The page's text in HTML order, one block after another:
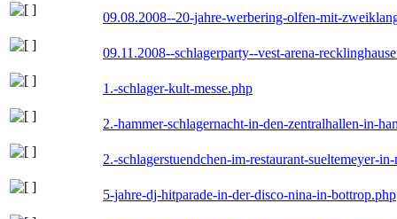
09.08.2008--20-jahre-werbering-olfen-mit-
09.11.2008--schlagerparty--vest-arena-
1.-schlager-kult-messe.php
2.-hammer-schlagernacht-in-den-zentralhallen-in-
2.-schlagerstuendchen-im-restaurant-sueltemeyer-
5-jahre-dj-hitparade-in-der-disco-nina-in-bottrop.php